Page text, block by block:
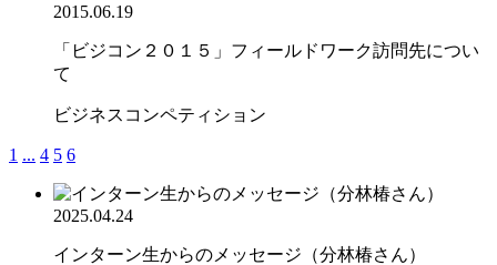
2015.06.19
「ビジコン２０１５」フィールドワーク訪問先につい
て
ビジネスコンペティション
1 ... 4 5 6
2025.04.24
インターン生からのメッセージ（分林椿さん）